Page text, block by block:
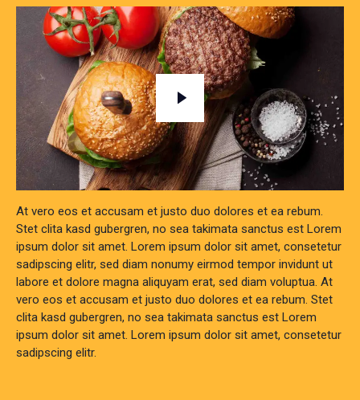
At vero eos et accusam et justo duo dolores et ea rebum.
Stet clita kasd gubergren, no sea takimata sanctus est Lorem
ipsum dolor sit amet. Lorem ipsum dolor sit amet, consetetur
sadipscing elitr, sed diam nonumy eirmod tempor invidunt ut
labore et dolore magna aliquyam erat, sed diam voluptua. At
vero eos et accusam et justo duo dolores et ea rebum. Stet
clita kasd gubergren, no sea takimata sanctus est Lorem
ipsum dolor sit amet. Lorem ipsum dolor sit amet, consetetur
sadipscing elitr.